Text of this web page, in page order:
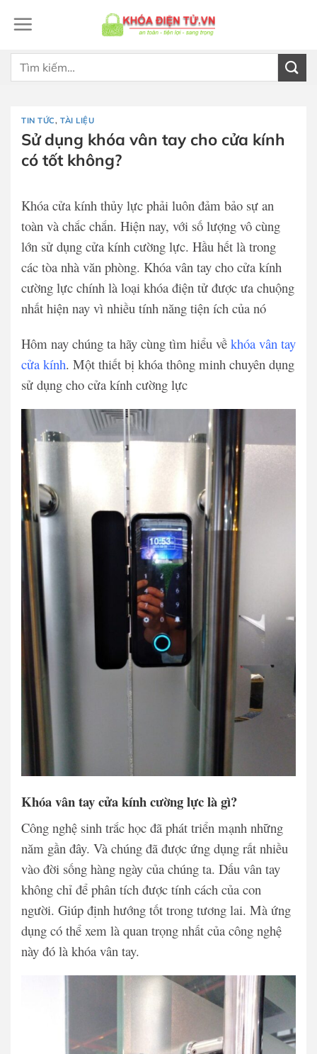
qua
dung
Tìm
TIN TỨC,TÀI LIỆU
Sử dụng khóa vân tay cho cửa kính
có tốt không?
Khóa cửa kính thủy lực phải luôn đảm bảo sự an
toàn và chắc chắn. Hiện nay, với số lượng vô cùng
lớn sử dụng cửa kính cường lực. Hầu hết là trong
các tòa nhà văn phòng. Khóa vân tay cho cửa kính
cường lực chính là loại khóa điện tử được ưa chuộng
nhất hiện nay vì nhiều tính năng tiện ích của nó
Hôm nay chúng ta hãy cùng tìm hiểu về khóa vân tay
cửa kính. Một thiết bị khóa thông minh chuyên dụng
sử dụng cho cửa kính cường lực
Khóa vân tay cửa kính cường lực là gì?
Công nghệ sinh trắc học đã phát triển mạnh những
năm gần đây. Và chúng đã được ứng dụng rất nhiều
vào đời sống hàng ngày của chúng ta. Dấu vân tay
không chỉ để phân tích được tính cách của con
người. Giúp định hướng tốt trong tương lai. Mà ứng
dụng có thể xem là quan trọng nhất của công nghệ
này đó là khóa vân tay.